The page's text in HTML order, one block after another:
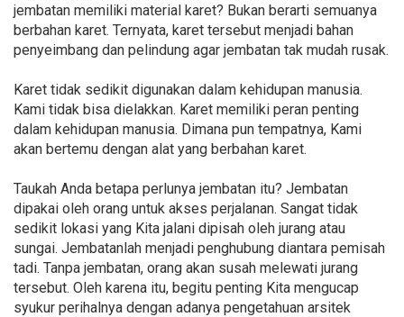
jembatan memiliki material karet? Bukan berarti semuanya
berbahan karet. Ternyata, karet tersebut menjadi bahan
penyeimbang dan pelindung agar jembatan tak mudah rusak.
Karet tidak sedikit digunakan dalam kehidupan manusia.
Kami tidak bisa dielakkan. Karet memiliki peran penting
dalam kehidupan manusia. Dimana pun tempatnya, Kami
akan bertemu dengan alat yang berbahan karet.
Taukah Anda betapa perlunya jembatan itu? Jembatan
dipakai oleh orang untuk akses perjalanan. Sangat tidak
sedikit lokasi yang Kita jalani dipisah oleh jurang atau
sungai. Jembatanlah menjadi penghubung diantara pemisah
tadi. Tanpa jembatan, orang akan susah melewati jurang
tersebut. Oleh karena itu, begitu penting Kita mengucap
syukur perihalnya dengan adanya pengetahuan arsitek